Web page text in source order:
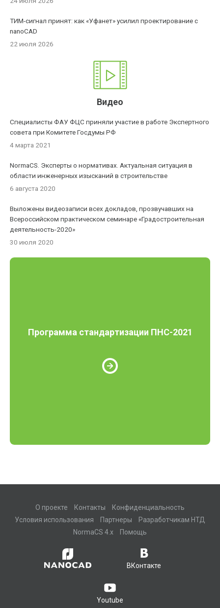
ТИМ-сигнал принят: как «Уфанет» усилил проектирование с
nanoCAD
22 июля 2026
Видео
Специалисты ФАУ ФЦС приняли участие в работе Экспертного
совета при Комитете Госдумы РФ
4 марта 2021
NormaCS. Эксперты о нормативах. Актуальная ситуация в
области инженерных изысканий в строительстве
6 августа 2020
Выложены видеозаписи всех докладов, прозвучавших на
Всероссийском практическом семинаре «Градостроительная
деятельность-2020»
30 июля 2020
Программа стандартизации ПНС-2021
О проекте Контакты
Конфиденциальность
Условия использования
Партнеры
Разработчикам НТД
NormaCS 4.x
Помощь
ВКонтакте
Youtube